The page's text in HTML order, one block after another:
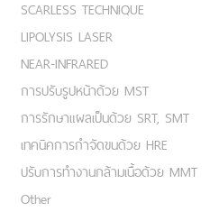
SCARLESS TECHNIQUE
LIPOLYSIS LASER
NEAR-INFRARED
การปรับรูปหน้าด้วย MST
การรักษาแผลเป็นด้วย SRT, SMT
เทคนิคการกำจัดขนด้วย HRE
ปรับการทำงานกล้ามเนื้อด้วย MMT
Other